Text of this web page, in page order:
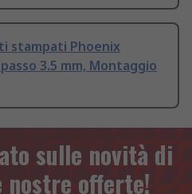
stampati Phoenix
3.5 mm, Montaggio
sulle novità di
nostre offerte!